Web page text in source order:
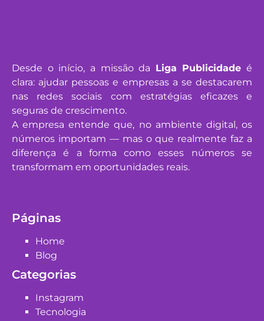
Desde o início, a missão da Liga Publicidade é
clara: ajudar pessoas e empresas a se destacarem
nas redes sociais com estratégias eficazes e
seguras de crescimento.
A empresa entende que, no ambiente digital, os
números importam — mas o que realmente faz a
diferença é a forma como esses números se
transformam em oportunidades reais.
Páginas
Home
Blog
Categorias
Instagram
Tecnologia